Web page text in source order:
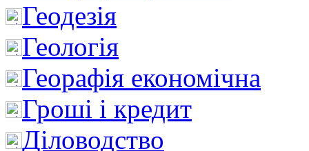
Геодезія
Геологія
Георафія економічна
Гроші і кредит
Діловодство